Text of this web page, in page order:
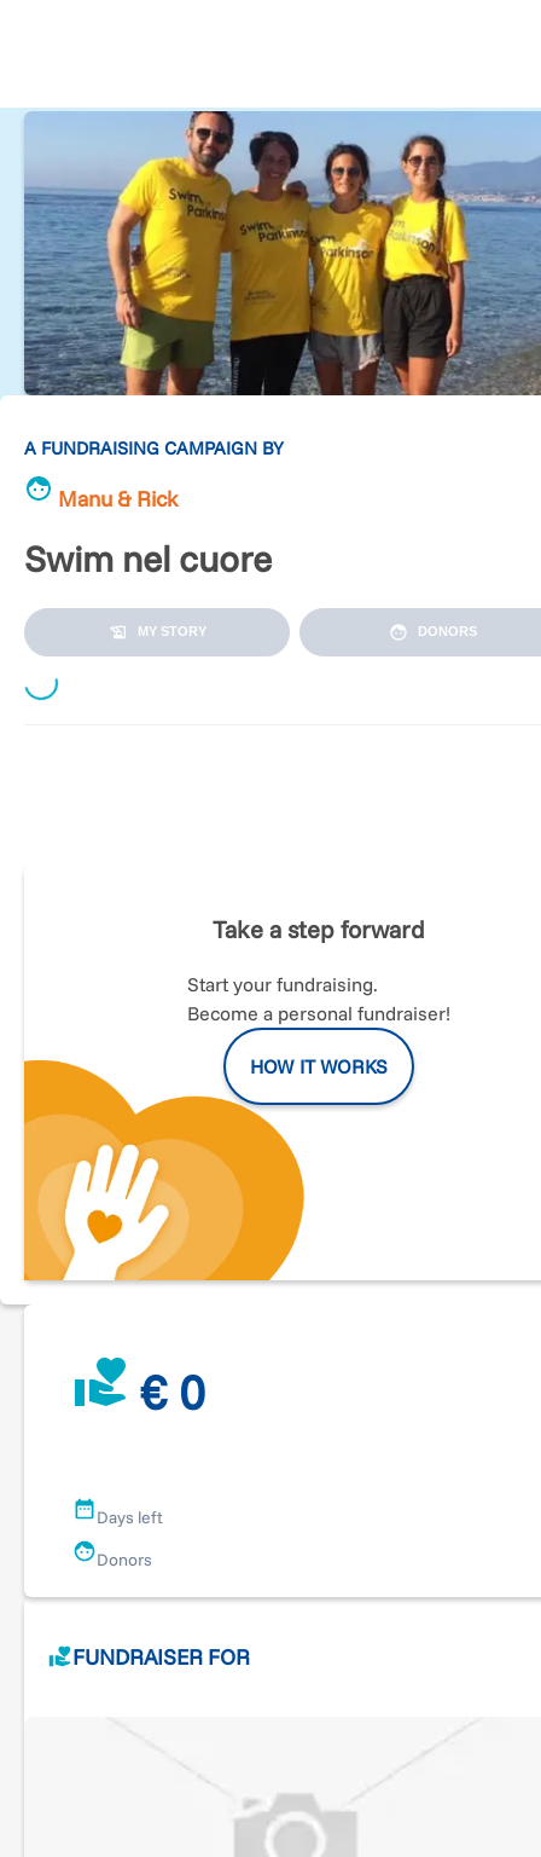
A FUNDRAISING CAMPAIGN BY
Manu & Rick
Swim nel cuore
MY STORY DONORS
Loading...
Ho scelto di contribuire e partecipare a questa impresa
forti, in grado di convivere al meglio con questa malattia
neurodegenerativa. Vivo lo sport come uno stile di vita, lo
considero lo strumento di aggregazione e riabilitativo più
potente a nostra disposizione, in grado di produrre effetti
benefici non solo sui sintomi motori,
Io percorrerò questi 4.000m a nuotoche separano
Capo Peloro da Cannitello al fianco di tanti amici, su tutti la
mitica Cecilia Ferrari, la mia Neurologa Drssa Giulia Di
e ancora Drssa Morgante, Drssa Sensi, Dr Modugno e
partecipa al mio sforzo con una donazione
trasformerà in sostegno concreto per le persone con
parkinson..
Take a step forward
Start your fundraising.
Become a personal fundraiser!
HOW IT WORKS
€ 0
Days left
Donors
FUNDRAISER FOR